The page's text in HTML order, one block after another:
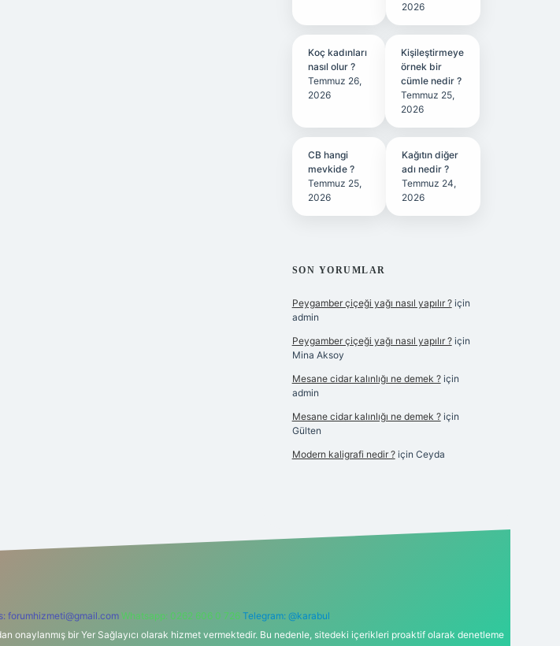
2026
Koç kadınları
nasıl olur ?
Temmuz 26,
2026
Kişileştirmeye
örnek bir
cümle nedir ?
Temmuz 25,
2026
CB hangi
mevkide ?
Temmuz 25,
2026
Kağıtın diğer
adı nedir ?
Temmuz 24,
2026
SON YORUMLAR
Peygamber çiçeği yağı nasıl yapılır ?için
admin
Peygamber çiçeği yağı nasıl yapılır ?için
Mina Aksoy
Mesane cidar kalınlığı ne demek ?için
admin
Mesane cidar kalınlığı ne demek ?için
Gülten
Modern kaligrafi nedir ?için Ceyda
forumhizmeti@gmail.com Whatsapp: 0262 606 0 726 Telegram: @karabul
onaylanmış bir Yer Sağlayıcı olarak hizmet vermektedir. Bu nedenle, sitedeki içerikleri proaktif olarak denetleme